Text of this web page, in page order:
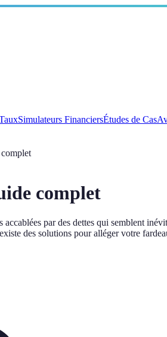
Simulateurs FinanciersÉtudes de Cas
complet
par des dettes qui semblent
des solutions pour alléger votre